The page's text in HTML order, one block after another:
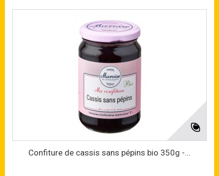
Confiture de cassis sans pépins bio 350g -...